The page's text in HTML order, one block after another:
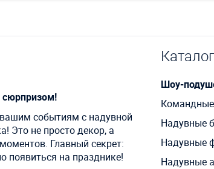
сюрпризом!
событиям с надувной
Это не просто декор, а
Главный секрет:
появиться на празднике!
Каталог
Шоу-
Надувные
Надувные
Надувные